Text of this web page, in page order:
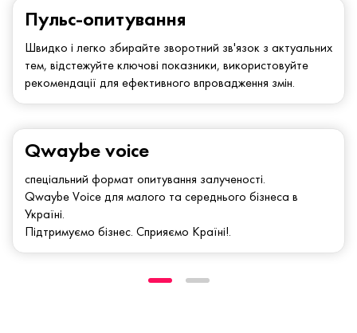
Qwaybe voice
спеціальний формат опитування залученості.
Qwaybe Voice для малого та середнього бізнеса в
Україні.
Підтримуємо бізнес. Сприяємо Країні!.
Пульс-опитування
Швидко і легко збирайте зворотний зв'язок з актуальних
тем, відстежуйте ключові показники, використовуйте
рекомендації для ефективного впровадження змін.